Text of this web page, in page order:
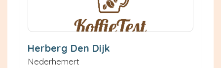
Herberg Den Dijk
Nederhemert